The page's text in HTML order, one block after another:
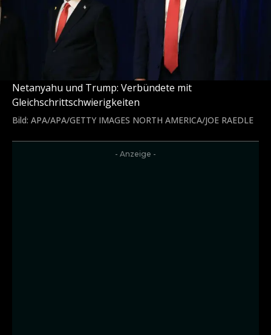
Netanyahu und Trump: Verbündete mit
Gleichschrittschwierigkeiten
Bild: APA/APA/GETTY IMAGES NORTH AMERICA/JOE RAEDLE
- Anzeige -